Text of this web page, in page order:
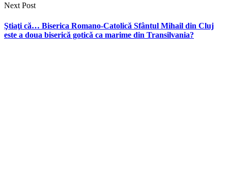
Next Post
Ştiaţi că… Biserica Romano-Catolică Sfântul Mihail din Cluj
este a doua biserică gotică ca marime din Transilvania?